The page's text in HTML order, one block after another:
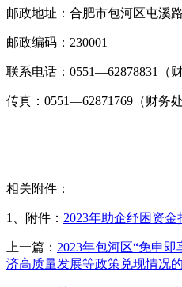
邮政地址：合肥市包河区屯溪
邮政编码：230001
联系电话：0551—62878831（
传真：0551—62871769（财务
相关附件：
1、附件： 2023年助企纾困资
上一篇： 2023年包河区“免申
济高质量发展等政策兑现情况